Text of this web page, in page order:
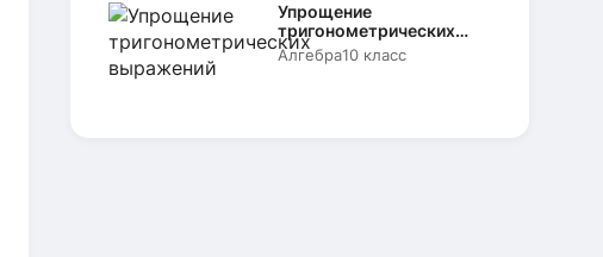
Упрощение
тригонометрических
выражений
Алгебра10 класс